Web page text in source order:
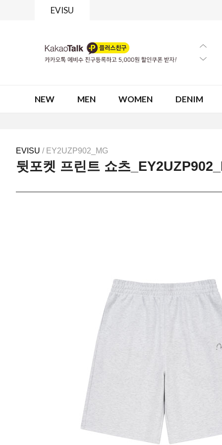
EVISU
NEW MEN WOMEN DENIM
EVISU / EY2UZP902_MG
뒷포켓 프린트 쇼츠